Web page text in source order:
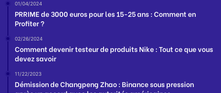
01/04/2024
PRRIME de 3000 euros pour les 15-25 ans : Comment en
Profiter ?
02/26/2024
Comment devenir testeur de produits Nike : Tout ce que vous
devez savoir
11/22/2023
Démission de Changpeng Zhao : Binance sous pression